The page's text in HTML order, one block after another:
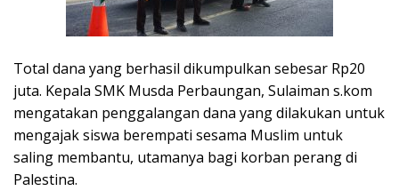
Total dana yang berhasil dikumpulkan sebesar Rp20
juta. Kepala SMK Musda Perbaungan, Sulaiman s.kom
mengatakan penggalangan dana yang dilakukan untuk
mengajak siswa berempati sesama Muslim untuk
saling membantu, utamanya bagi korban perang di
Palestina.